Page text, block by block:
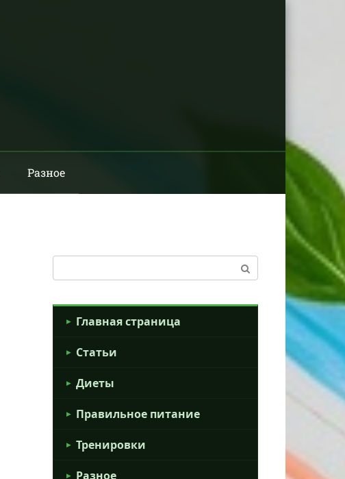
Разное
Главная страница
Статьи
Диеты
Правильное питание
Тренировки
Разное